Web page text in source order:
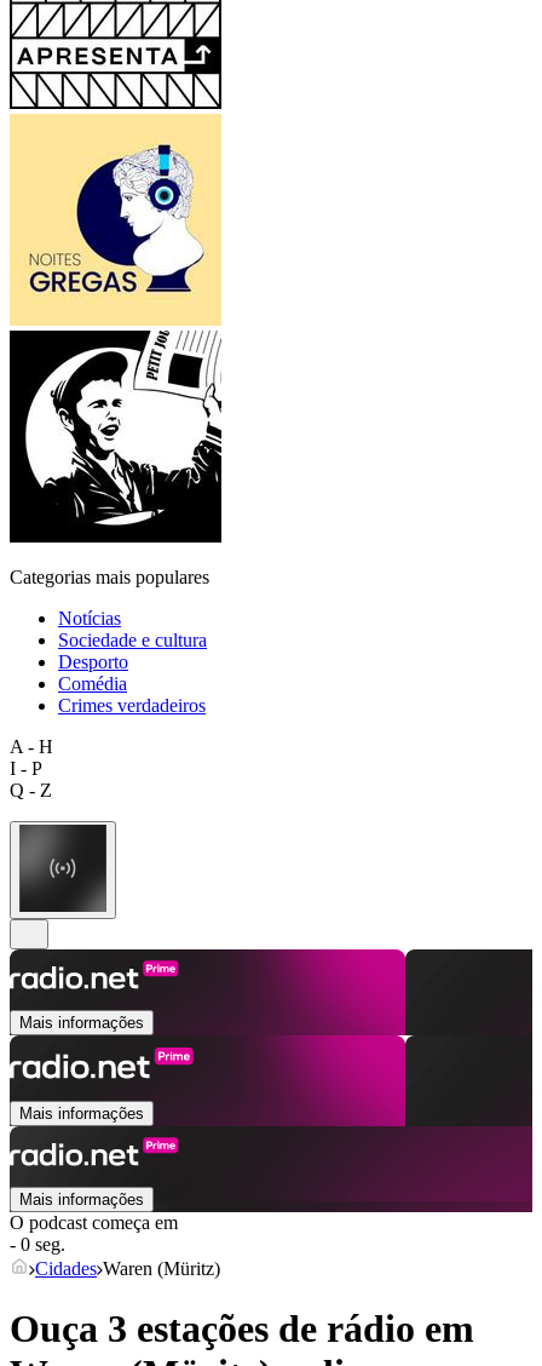
Categorias mais populares
Notícias
Sociedade e cultura
Desporto
Comédia
Crimes verdadeiros
A - H
I - P
Q - Z
Mais informações
Mais informações
Mais informações
O podcast começa em
- 0 seg.
Cidades Waren (Müritz)
Ouça 3 estações de rádio em